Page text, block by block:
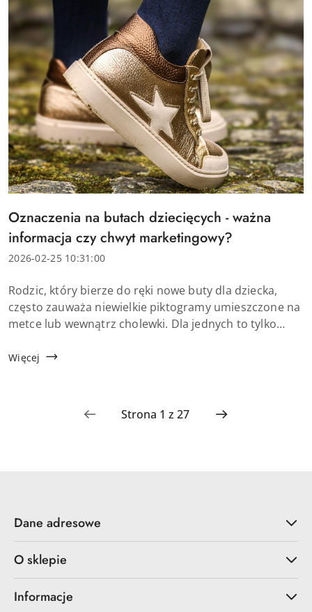
Tytuł
artykułu:
Oznaczenia na butach dziecięcych - ważna
informacja czy chwyt marketingowy?
Data
2026-02-25 10:31:00
Treść
artykułu:
Rodzic, który bierze do ręki nowe buty dla dziecka,
często zauważa niewielkie piktogramy umieszczone na
metce lub wewnątrz cholewki. Dla jednych to tylko
na butach potrafią jednak realnie ...
Więcej
Dane adresowe
O sklepie
Informacje